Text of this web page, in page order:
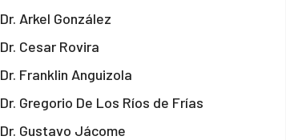
Dr. Arkel González
Dr. Cesar Rovira
Dr. Franklin Anguizola
Dr. Gregorio De Los Ríos de Frías
Dr. Gustavo Jácome